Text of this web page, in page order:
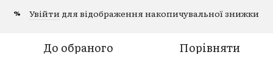
% Увійти для відображення накопичувальної знижки
До обраного Порівняти